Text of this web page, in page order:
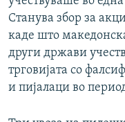
Станува збор за
каде што
други држави
трговијата со
и пијалаци во